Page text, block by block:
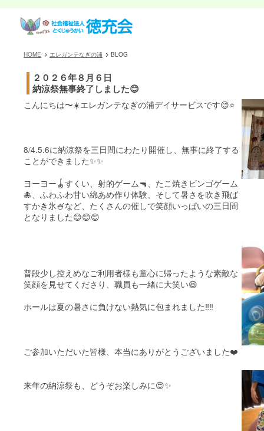
HOME エレガンテなぎの浦 BLOG
２０２６年８月６日
納涼祭無事終了しました😊
こんにちは〜☀️エレガンテなぎの浦デイサービスです😊⭐️
8/4.5.6に納涼祭を三日間にわたり開催し、無事に終了する
ことができました✨✨
ヨーヨー🪀すくい、射的ゲーム🔫、たこ焼きビンゴゲーム
🐙、ふわふわ甘い綿あめ作り体験、そして暑さを吹き飛ば
すかき氷🍧など、たくさんの催しで笑顔いっぱいの三日間
となりました😊😊😊
普段少し控えめなご利用者様も童心に帰ったような素敵な
笑顔を見せてくださり、職員も一緒に大笑い😆
ホールは夏の暑さに負けない熱気に包まれました‼️‼️
ご参加いただいた皆様、本当にありがとうございました❤️
来年の納涼祭も、どうぞお楽しみに😍✨